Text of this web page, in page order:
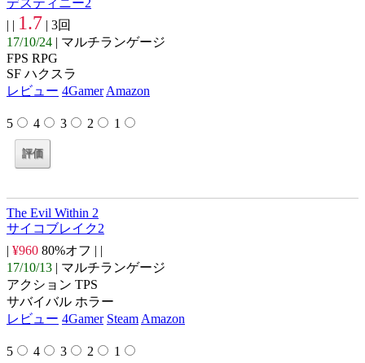
デスティニー2
| | 1.7 | 3回
17/10/24 | マルチランゲージ
FPS RPG
SF ハクスラ
レビュー 4Gamer Amazon
5 4 3 2 1
The Evil Within 2
サイコブレイク2
| ¥960 80%オフ | |
17/10/13 | マルチランゲージ
アクション TPS
サバイバル ホラー
レビュー 4Gamer Steam Amazon
5 4 3 2 1